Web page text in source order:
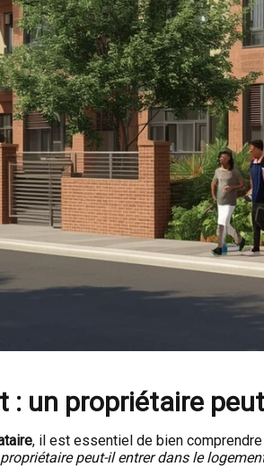
: un propriétaire
, il est essentiel de bien
peut-il entrer dans le